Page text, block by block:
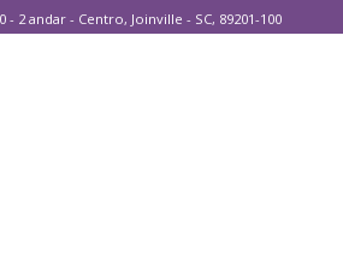
- 2 andar - Centro, Joinville - SC, 89201-100